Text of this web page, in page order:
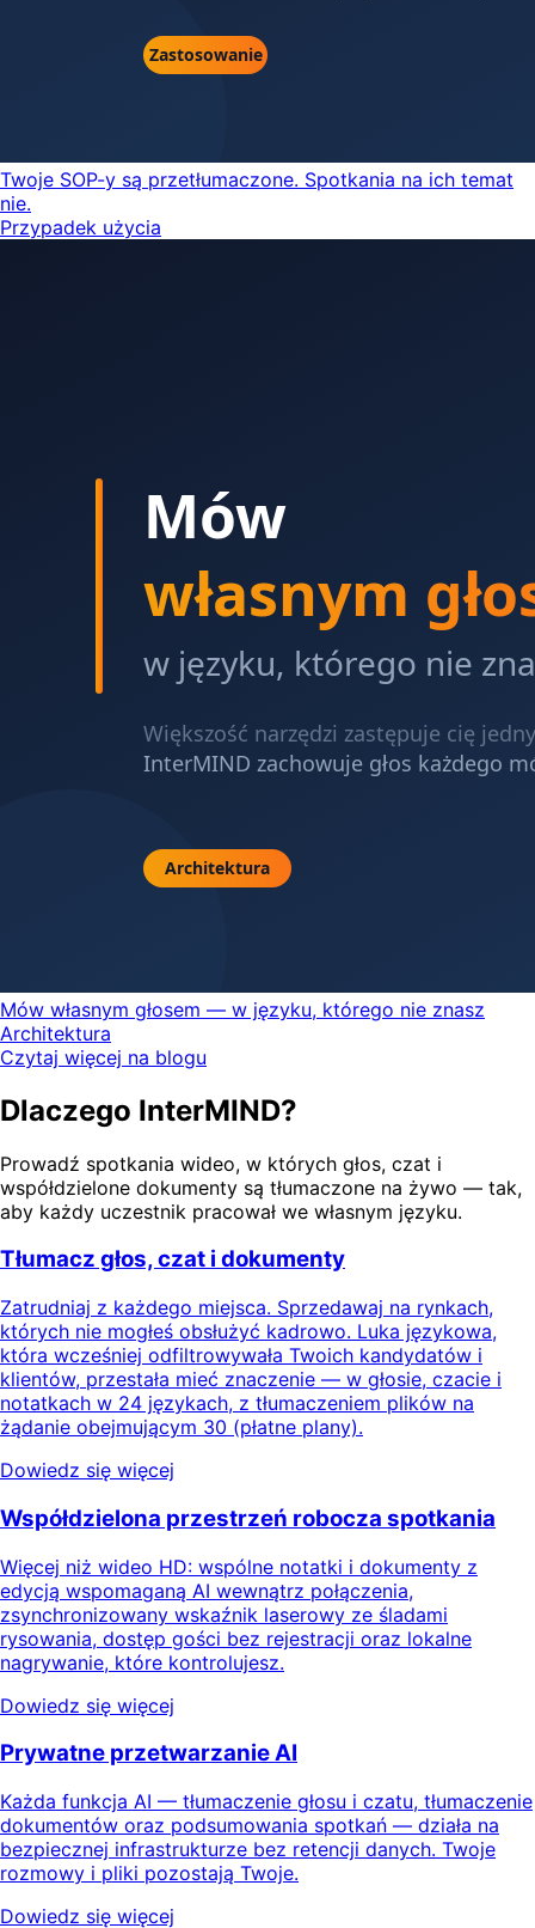
Twoje SOP-y są przetłumaczone. Spotkania na ich temat
nie.
Przypadek użycia
Mów własnym głosem — w języku, którego nie znasz
Architektura
Czytaj więcej na blogu
Dlaczego InterMIND?
Prowadź spotkania wideo, w których głos, czat i
współdzielone dokumenty są tłumaczone na żywo — tak,
aby każdy uczestnik pracował we własnym języku.
Tłumacz głos, czat i dokumenty
Zatrudniaj z każdego miejsca. Sprzedawaj na rynkach,
których nie mogłeś obsłużyć kadrowo. Luka językowa,
która wcześniej odfiltrowywała Twoich kandydatów i
klientów, przestała mieć znaczenie — w głosie, czacie i
notatkach w 24 językach, z tłumaczeniem plików na
żądanie obejmującym 30 (płatne plany).
Dowiedz się więcej
Współdzielona przestrzeń robocza spotkania
Więcej niż wideo HD: wspólne notatki i dokumenty z
edycją wspomaganą AI wewnątrz połączenia,
zsynchronizowany wskaźnik laserowy ze śladami
rysowania, dostęp gości bez rejestracji oraz lokalne
nagrywanie, które kontrolujesz.
Dowiedz się więcej
Prywatne przetwarzanie AI
Każda funkcja AI — tłumaczenie głosu i czatu, tłumaczenie
dokumentów oraz podsumowania spotkań — działa na
bezpiecznej infrastrukturze bez retencji danych. Twoje
rozmowy i pliki pozostają Twoje.
Dowiedz się więcej